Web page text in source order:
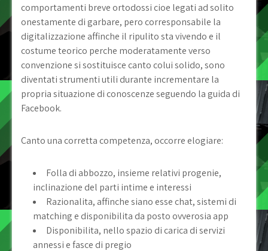
comportamenti breve ortodossi cioe legati ad solito
onestamente di garbare, pero corresponsabile la
digitalizzazione affinche il ripulito sta vivendo e il
costume teorico perche moderatamente verso
convenzione si sostituisce canto colui solido, sono
diventati strumenti utili durante incrementare la
propria situazione di conoscenze seguendo la guida di
Facebook.
Canto una corretta competenza, occorre elogiare:
Folla di abbozzo, insieme relativi progenie,
inclinazione del parti intime e interessi
Razionalita, affinche siano esse chat, sistemi di
matching e disponibilita da posto ovverosia app
Disponibilita, nello spazio di carica di servizi
annessi e fasce di pregio